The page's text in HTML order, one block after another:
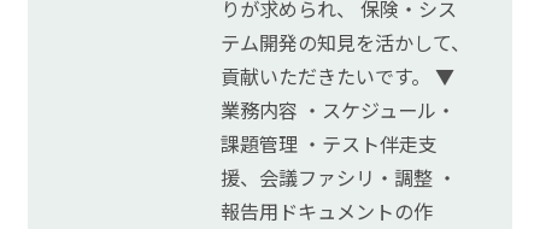
りが求められ、 保険・シス
テム開発の知見を活かして、
貢献いただきたいです。 ▼
業務内容 ・スケジュール・
課題管理 ・テスト伴走支
援、会議ファシリ・調整 ・
報告用ドキュメントの作